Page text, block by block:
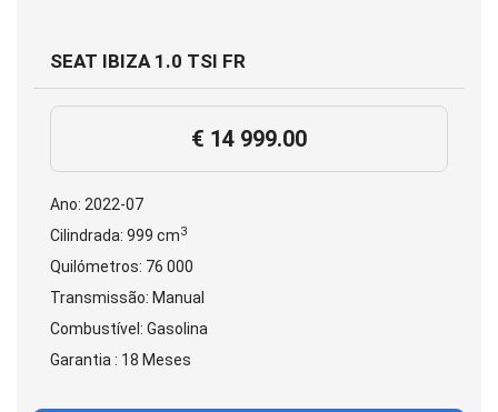
SEAT IBIZA 1.0 TSI FR
€ 14 999.00
Ano: 2022-07
Cilindrada: 999 cm3
Quilómetros: 76 000
Transmissão: Manual
Combustível: Gasolina
Garantia : 18 Meses